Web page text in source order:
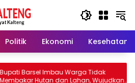
Politik Ekonomi Kesehatan
Warga Tidak
Lahan, Wujudkan
Kapolres
2026, Ajak